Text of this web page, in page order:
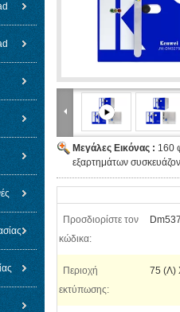
Μεγάλες Εικόνας : 160
εξαρτημάτων
Προσδιορίστε τον
κώδικα:
Περιοχή
εκτύπωσης:
75 (Λ)